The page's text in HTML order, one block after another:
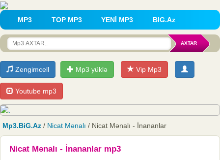
MP3 TOP MP3 YENİ MP3 BIG.Az
Zengimcell Mp3 yüklə Vip Mp3
Youtube mp3
Mp3.BiG.Az / Nicat Mənalı / Nicat Mənalı - İnananlar
Nicat Mənalı - İnananlar mp3